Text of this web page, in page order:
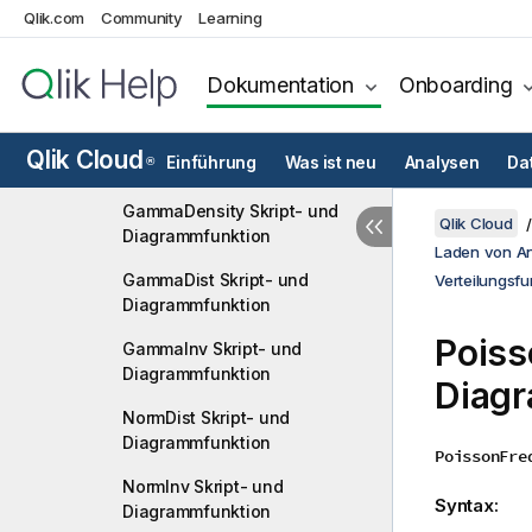
Qlik.com Community Learning
Dokumentation Onboarding
Qlik Cloud ® Einführung Was ist neu Analysen
Diagrammfunktion
FDist Skript- und
Diagrammfunktion
Diagrammfunktion
GammaDensity Skript- und
Diagrammfunktion
GammaDist Skript- und
Diagrammfunktion
GammaInv Skript- und
Diagrammfunktion
NormDist Skript- und
Diagrammfunktion
NormInv Skript- und
Diagrammfunktion
Qlik Cloud
Laden von
Syntax: